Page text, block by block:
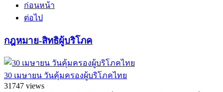
ก่อนหน้า
ต่อไป
กฎหมาย-สิทธิผู้บริโภค
30 เมษายน วันคุ้มครองผู้บริโภคไทย
31747 views